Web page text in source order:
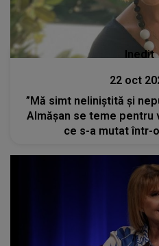
Inedit
22 oct
”Mă simt neliniștită și
Almășan se teme pentru
ce s-a mutat într-